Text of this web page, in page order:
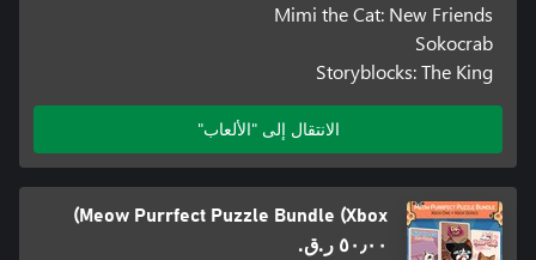
Mimi the Cat: New Friends
Sokocrab
Storyblocks: The King
الانتقال إلى "الألعاب"
Meow Purrfect Puzzle Bundle (Xbox)
٥٠٫٠٠ ر.ق.‏